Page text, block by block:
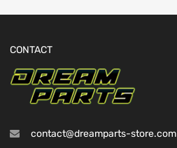
CONTACT
contact@dreamparts-store.com